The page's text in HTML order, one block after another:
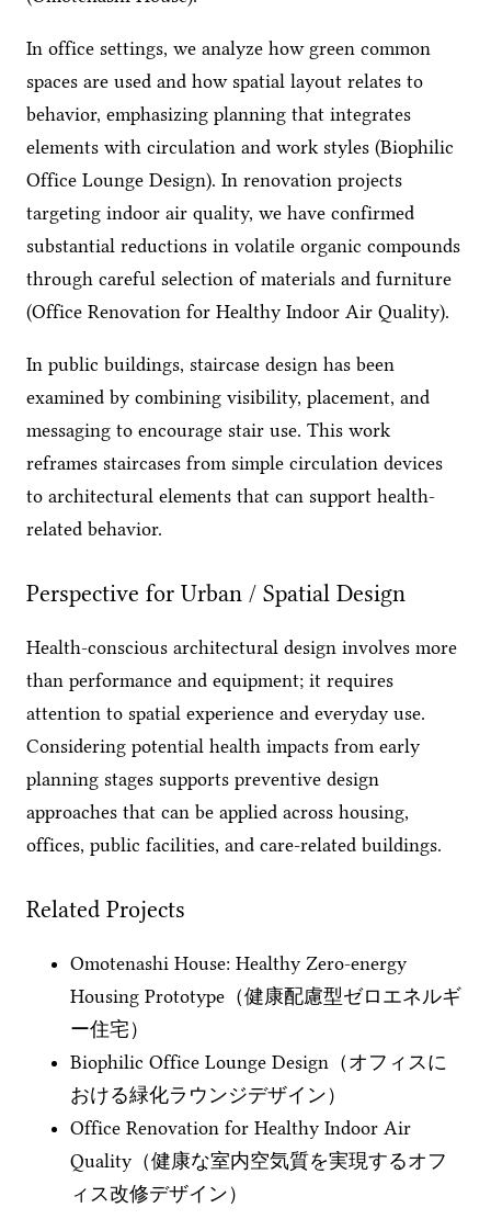
In office settings, we analyze how green common
spaces are used and how spatial layout relates to
behavior, emphasizing planning that integrates
elements with circulation and work styles (Biophilic
Office Lounge Design). In renovation projects
targeting indoor air quality, we have confirmed
substantial reductions in volatile organic compounds
through careful selection of materials and furniture
(Office Renovation for Healthy Indoor Air Quality).
In public buildings, staircase design has been
examined by combining visibility, placement, and
messaging to encourage stair use. This work
reframes staircases from simple circulation devices
to architectural elements that can support health-
related behavior.
Perspective for Urban / Spatial Design
Health-conscious architectural design involves more
than performance and equipment; it requires
attention to spatial experience and everyday use.
Considering potential health impacts from early
planning stages supports preventive design
approaches that can be applied across housing,
offices, public facilities, and care-related buildings.
Related Projects
Omotenashi House: Healthy Zero-energy
Housing Prototype（健康配慮型ゼロエネルギ
ー住宅）
Biophilic Office Lounge Design（オフィスに
おける緑化ラウンジデザイン）
Office Renovation for Healthy Indoor Air
Quality（健康な室内空気質を実現するオフ
ィス改修デザイン）